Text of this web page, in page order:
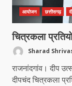
आयोजन छत्तीसगढ़
चित्रकला
Sharad
राजनांदगांव। दीप
दीपचंद चित्रकला